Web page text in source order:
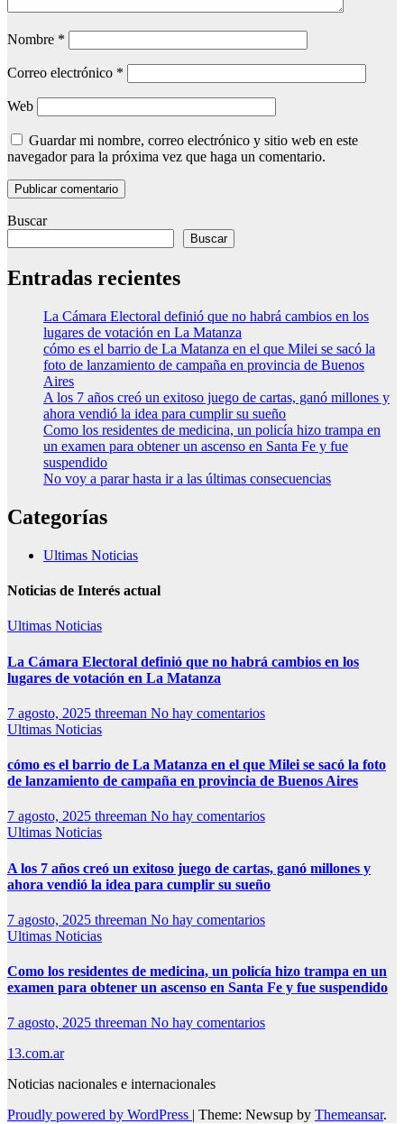
Nombre *
Correo electrónico *
Web
Guardar mi nombre, correo electrónico y sitio web en este
navegador para la próxima vez que haga un comentario.
Buscar
Buscar
Entradas recientes
La Cámara Electoral definió que no habrá cambios en los
lugares de votación en La Matanza
cómo es el barrio de La Matanza en el que Milei se sacó la
foto de lanzamiento de campaña en provincia de Buenos
Aires
A los 7 años creó un exitoso juego de cartas, ganó millones y
ahora vendió la idea para cumplir su sueño
Como los residentes de medicina, un policía hizo trampa en
un examen para obtener un ascenso en Santa Fe y fue
suspendido
No voy a parar hasta ir a las últimas consecuencias
Categorías
Ultimas Noticias
Noticias de Interés actual
Ultimas Noticias
La Cámara Electoral definió que no habrá cambios en los
lugares de votación en La Matanza
7 agosto, 2025 threeman No hay comentarios
Ultimas Noticias
cómo es el barrio de La Matanza en el que Milei se sacó la foto
de lanzamiento de campaña en provincia de Buenos Aires
7 agosto, 2025 threeman No hay comentarios
Ultimas Noticias
A los 7 años creó un exitoso juego de cartas, ganó millones y
ahora vendió la idea para cumplir su sueño
7 agosto, 2025 threeman No hay comentarios
Ultimas Noticias
Como los residentes de medicina, un policía hizo trampa en un
examen para obtener un ascenso en Santa Fe y fue suspendido
7 agosto, 2025 threeman No hay comentarios
13.com.ar
Noticias nacionales e internacionales
Proudly powered by WordPress
Theme: Newsup by Themeansar.